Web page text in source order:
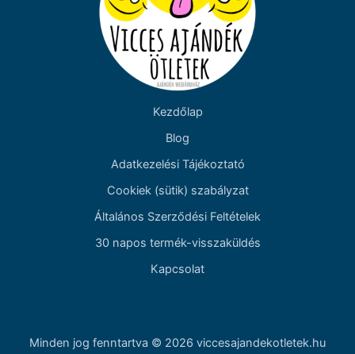
Kezdőlap
Blog
Adatkezelési Tájékoztató
Cookiek (sütik) szabályzat
Általános Szerződési Feltételek
30 napos termék-visszaküldés
Kapcsolat
Minden jog fenntartva © 2026 viccesajandekotletek.hu